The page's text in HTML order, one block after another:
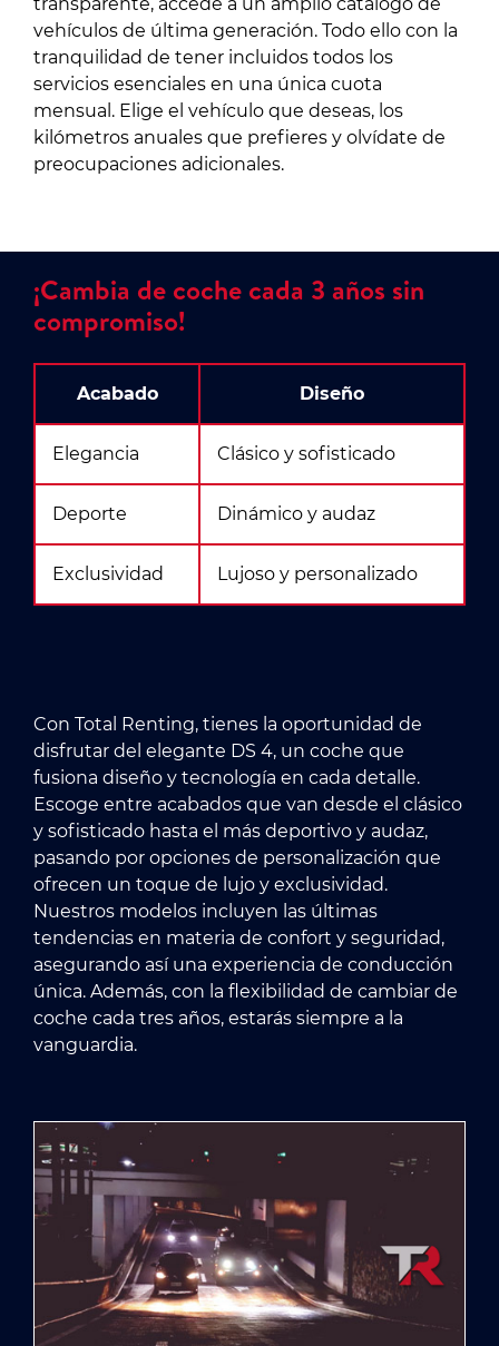
vehículos de última generación. Todo ello con la
tranquilidad de tener incluidos todos los
servicios esenciales en una única cuota
mensual. Elige el vehículo que deseas, los
kilómetros anuales que prefieres y olvídate de
preocupaciones adicionales.
¡Cambia de coche cada 3 años sin
compromiso!
Acabado Diseño
Elegancia Clásico y sofisticado
Deporte Dinámico y audaz
Exclusividad Lujoso y personalizado
Con Total Renting, tienes la oportunidad de
disfrutar del elegante DS 4, un coche que
fusiona diseño y tecnología en cada detalle.
Escoge entre acabados que van desde el clásico
y sofisticado hasta el más deportivo y audaz,
pasando por opciones de personalización que
ofrecen un toque de lujo y exclusividad.
Nuestros modelos incluyen las últimas
tendencias en materia de confort y seguridad,
asegurando así una experiencia de conducción
única. Además, con la flexibilidad de cambiar de
coche cada tres años, estarás siempre a la
vanguardia.